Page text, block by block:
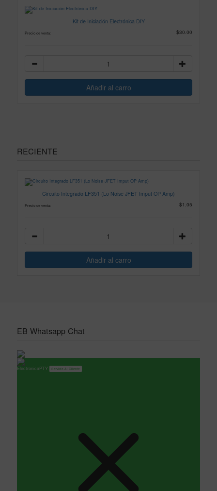
Kit de Iniciación Electrónica DIY
Precio de venta: $30.00
RECIENTE
Circuito Integrado LF351 (Lo Noise JFET Imput OP Amp)
Precio de venta: $1.05
EB Whatsapp Chat
ElectronicaPTY Servicio Al Cliente